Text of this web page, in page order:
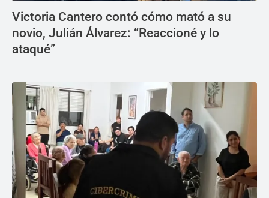
Victoria Cantero contó cómo mató a su
novio, Julián Álvarez: “Reaccioné y lo
ataqué”